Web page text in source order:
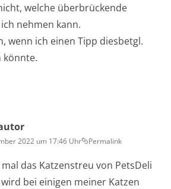
welche überbrückende
nehmen kann.
wenn ich einen Tipp diesbetgl.
könnte.
2022 um 17:46 Uhr Permalink
das Katzenstreu von PetsDeli
bei einigen meiner Katzen